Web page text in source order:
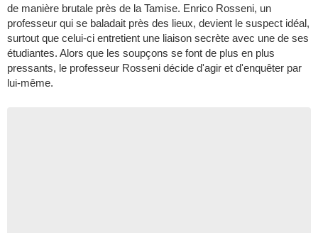
de manière brutale près de la Tamise. Enrico Rosseni, un
professeur qui se baladait près des lieux, devient le suspect idéal,
surtout que celui-ci entretient une liaison secrète avec une de ses
étudiantes. Alors que les soupçons se font de plus en plus
pressants, le professeur Rosseni décide d'agir et d'enquêter par
lui-même.